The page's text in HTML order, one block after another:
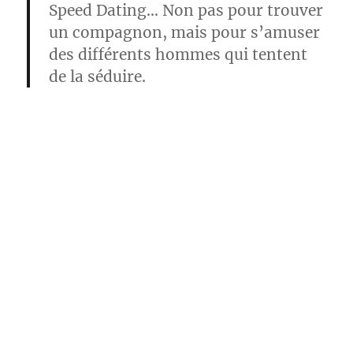
Speed Dating… Non pas pour trouver
un compagnon, mais pour s’amuser
des différents hommes qui tentent
de la séduire.